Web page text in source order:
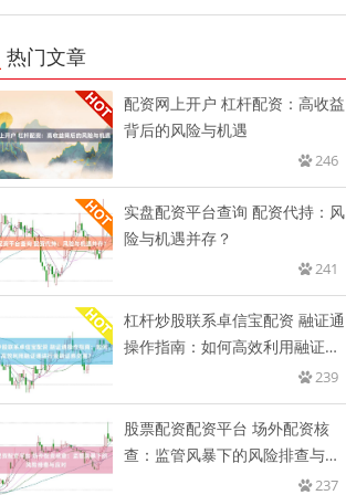
热门文章
配资网上开户 杠杆配资：高收益
背后的风险与机遇
246
实盘配资平台查询 配资代持：风
险与机遇并存？
241
杠杆炒股联系卓信宝配资 融证通
操作指南：如何高效利用融证通
239
股票配资配资平台 场外配资核
查：监管风暴下的风险排查与应
237